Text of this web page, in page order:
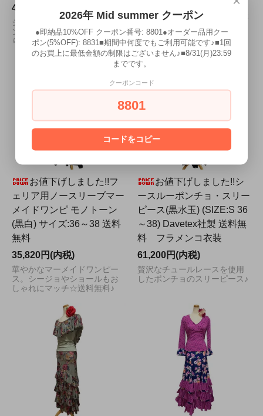
43,200円(内税)
シンプルなワンボランテのワ
ンピース♪ファルダがよく広が
ります。送料無料。
シンプルなワンボランテのワ
ンピース♪ファルダがよく広が
ります。送料無料。
お値下げしました!!フ
ェリア用ノースリーブマー
メイドワンピ モノトーン
(黒白) サイズ:36～38 送料
無料
35,820円(内税)
華やかなマーメイドワンピー
ス。シージョやショールもお
しゃれにマッチ☆送料無料♪
お値下げしました!!シ
ースルーポンチョ・スリー
ピース(黒水玉) (SIZE:S 36
～38) Davetex社製 送料無
料 フラメンコ衣装
61,200円(内税)
贅沢なチュールレースを使用
したポンチョのスリーピース♪
2026年 Mid summer クーポン
●即納品10%OFF クーポン番号: 8801●オーダー品用クー
ポン(5%OFF): 8831■期間中何度でもご利用可能です♪■1回
のお買上に最低金額の制限はございません♪■8/31(月)23:59
までです。
クーポンコード
8801
コードをコピー